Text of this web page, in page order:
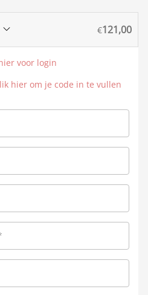
€121,00
voor login
hier om je code in te vullen